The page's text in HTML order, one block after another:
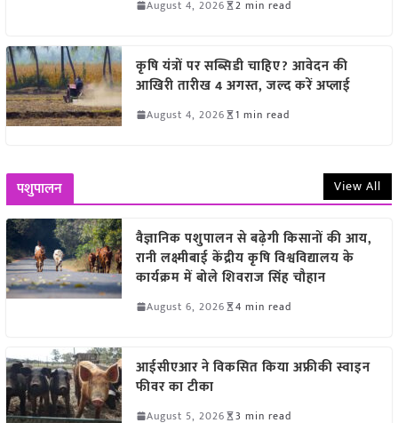
August 4, 2026 2 min read
कृषि यंत्रों पर सब्सिडी चाहिए? आवेदन की
आखिरी तारीख 4 अगस्त, जल्द करें अप्लाई
August 4, 2026 1 min read
पशुपालन View All
वैज्ञानिक पशुपालन से बढ़ेगी किसानों की आय,
रानी लक्ष्मीबाई केंद्रीय कृषि विश्वविद्यालय के
कार्यक्रम में बोले शिवराज सिंह चौहान
August 6, 2026 4 min read
आईसीएआर ने विकसित किया अफ्रीकी स्वाइन
फीवर का टीका
August 5, 2026 3 min read